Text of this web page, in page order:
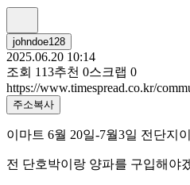
johndoe128
2025.06.20 10:14
조회 113추천 0스크랩 0
https://www.timespread.co.kr/
주소복사
이마트 6월 20일-7월3일 전단지
전 단호박이랑 양파를 구입해야